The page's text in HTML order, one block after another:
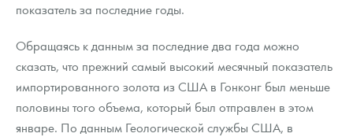
Гарри Поттер
Год Лошади
Флот: ледоколы и корабли
Жетоны "Необыкновенные обитатели глубин"
Условия возврата
Монеты
Политика конфиденциальности
Политика использования Cookies
Письмо директору
Пресс-служба
показатель за последние годы.
Обращаясь к данным за последние два года можно
сказать, что прежний самый высокий месячный показатель
импортированного золота из США в Гонконг был меньше
половины того объема, который был отправлен в этом
январе. По данным Геологической службы США, в